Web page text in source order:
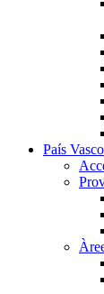
País Vasco